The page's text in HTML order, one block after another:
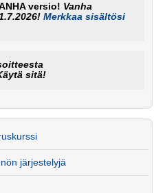
versio! Vanha
Merkkaa sisältösi
sitä!
järjestelyjä